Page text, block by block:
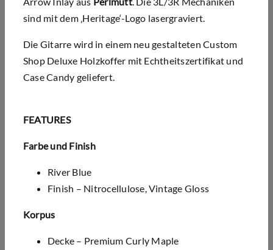
sind mit dem ‚Heritage‘-Logo lasergraviert.
Die Gitarre wird in einem neu gestalteten Custom
Shop Deluxe Holzkoffer mit Echtheitszertifikat und
Case Candy geliefert.
FEATURES
Farbe und Finish
River Blue
Finish – Nitrocellulose, Vintage Gloss
Korpus
Decke – Premium Curly Maple